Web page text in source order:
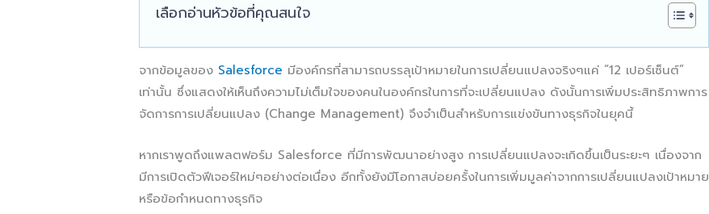
เลือกอ่านหัวข้อที่คุณสนใจ
จากข้อมูลของ Salesforce มีองค์กรที่สามารถบรรลุเป้าหมายในการเปลี่ยนแปลงจริงๆแค่ “12 เปอร์เซ็นต์”
เท่านั้น ซึ่งแสดงให้เห็นถึงความไม่เต็มใจของคนในองค์กรในการที่จะเปลี่ยนแปลง ดังนั้นการเพิ่มประสิทธิภาพการ
จัดการการเปลี่ยนแปลง (Change Management) จึงจำเป็นสำหรับการแข่งขันทางธุรกิจในยุคนี้
หากเราพูดถึงแพลตฟอร์ม Salesforce ที่มีการพัฒนาอย่างสูง การเปลี่ยนแปลงจะเกิดขึ้นเป็นระยะๆ เนื่องจาก
มีการเปิดตัวฟีเจอร์ใหม่ๆอย่างต่อเนื่อง อีกทั้งยังมีโอกาสบ่อยครั้งในการเพิ่มมูลค่าจากการเปลี่ยนแปลงเป้าหมาย
หรือข้อกำหนดทางธุรกิจ